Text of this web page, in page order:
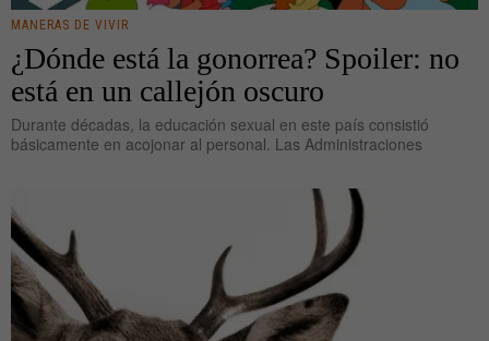
MANERAS DE VIVIR
¿Dónde está la gonorrea? Spoiler: no
está en un callejón oscuro
Durante décadas, la educación sexual en este país consistió
básicamente en acojonar al personal. Las Administraciones